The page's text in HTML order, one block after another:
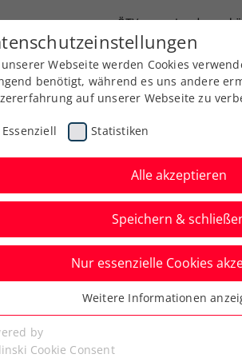
ÖTV
Ausbildung Services
- günstige
erhalten 20 % Rabatt, unter
Webseite werden Cookies
benötigt, während es uns andere
auf unserer Webseite zu
Essenziell Statistiken
Alle akzeptieren
Speichern &
Nur essenzielle Cookies
Cookies werden für grundlegende
benötigt. Dadurch ist gewährleistet,
Weitere Informationen
by
Cookie Consent